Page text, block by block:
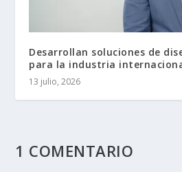
Desarrollan soluciones de
para la industria
13 julio, 2026
1 COMENTARIO